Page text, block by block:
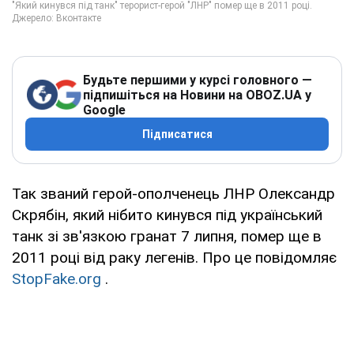
Будьте першими у курсі головного —
підпишіться на Новини на OBOZ.UA у
Google
Підписатися
Так званий герой-ополченець ЛНР Олександр
Скрябін, який нібито кинувся під український
танк зі зв'язкою гранат 7 липня, помер ще в
2011 році від раку легенів. Про це повідомляє
StopFake.org .